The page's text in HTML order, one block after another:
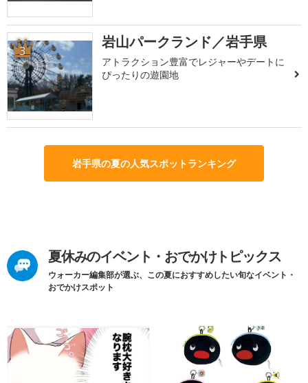
3 岩山パークランド／岩手県
アトラクション豊富でレジャーやデートに
ぴったりの遊園地
岩手県の夏の人気スポットランキング
夏休みのイベント・おでかけトピックス
ウォーカー編集部が選ぶ、この夏におすすめしたい旬なイベント・
おでかけスポット